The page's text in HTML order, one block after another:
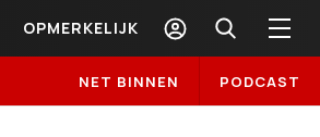
OPMERKELIJK
NET BINNEN PODCAST